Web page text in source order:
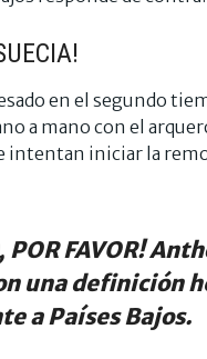
en el segundo
a mano con el
intentan iniciar la
POR FAVOR!
una definición
a Países Bajos.